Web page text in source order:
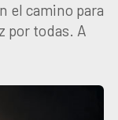
el camino para
por todas. A